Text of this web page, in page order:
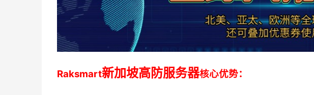
Raksmart新加坡高防服务器核心优势：